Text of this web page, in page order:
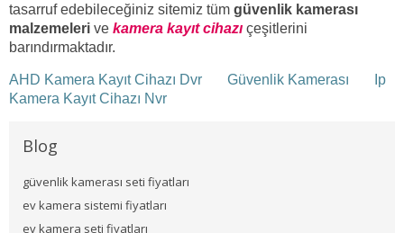
tasarruf edebileceğiniz sitemiz tüm güvenlik kamerası
malzemeleri ve kamera kayıt cihazı çeşitlerini
barındırmaktadır.
AHD Kamera Kayıt Cihazı Dvr Güvenlik Kamerası
Ip
Kamera Kayıt Cihazı Nvr
Blog
güvenlik kamerası seti fiyatları
ev kamera sistemi fiyatları
ev kamera seti fiyatları